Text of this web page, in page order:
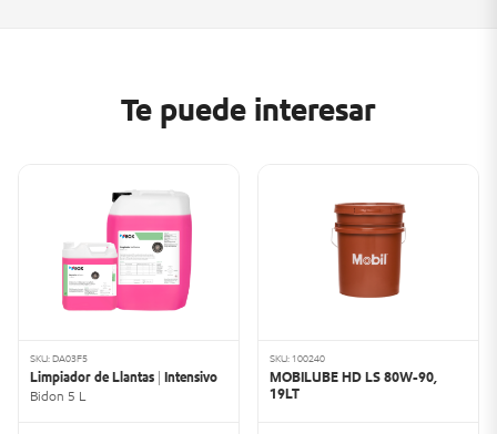
Te puede interesar
SKU: DA03F5
Limpiador de Llantas | Intensivo
Bidon 5 L
SKU: 100240
MOBILUBE HD LS 80W-90,
19LT